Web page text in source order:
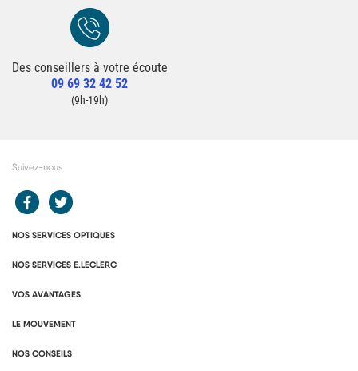
Redirection vers la page Contact du site
Des conseillers à votre écoute
09 69 32 42 52
Contacter un conseiller
(9h-19h)
Suivez-nous
Redirection vers le compte Facebook E.Leclerc
NOS SERVICES OPTIQUES
NOS SERVICES E.LECLERC
VOS AVANTAGES
LE MOUVEMENT
NOS CONSEILS